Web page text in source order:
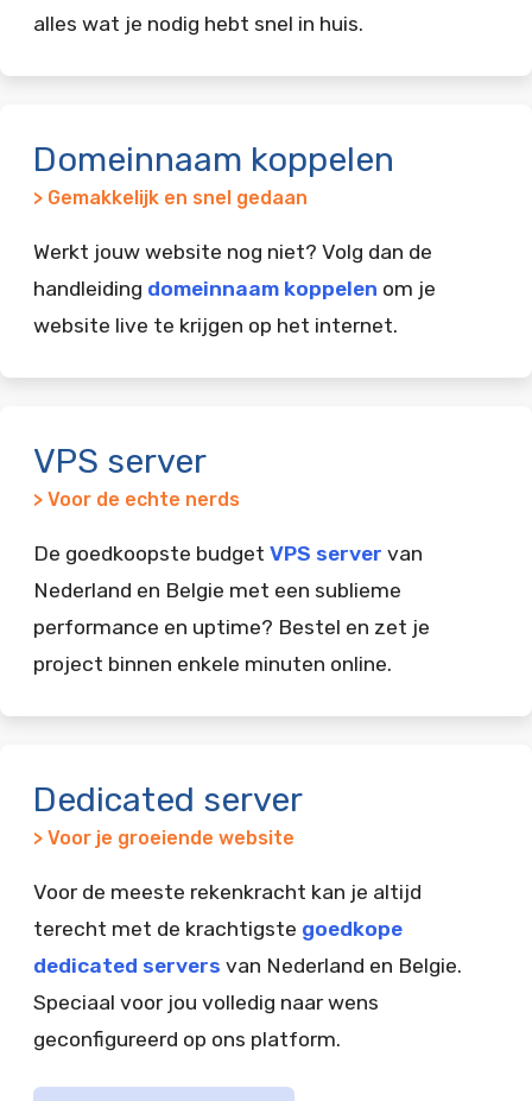
alles wat je nodig hebt snel in huis.
Domeinnaam koppelen
> Gemakkelijk en snel gedaan
Werkt jouw website nog niet? Volg dan de
handleiding domeinnaam koppelen om je
website live te krijgen op het internet.
VPS server
> Voor de echte nerds
De goedkoopste budget VPS server van
Nederland en Belgie met een sublieme
performance en uptime? Bestel en zet je
project binnen enkele minuten online.
Dedicated server
> Voor je groeiende website
Voor de meeste rekenkracht kan je altijd
terecht met de krachtigste goedkope
dedicated servers van Nederland en Belgie.
Speciaal voor jou volledig naar wens
geconfigureerd op ons platform.